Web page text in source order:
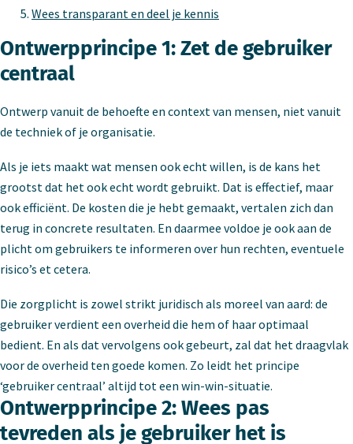
Wees transparant en deel je kennis
Ontwerpprincipe 1: Zet de gebruiker
centraal
Ontwerp vanuit de behoefte en context van mensen, niet vanuit
de techniek of je organisatie.
Als je iets maakt wat mensen ook echt willen, is de kans het
grootst dat het ook echt wordt gebruikt. Dat is effectief, maar
ook efficiënt. De kosten die je hebt gemaakt, vertalen zich dan
terug in concrete resultaten. En daarmee voldoe je ook aan de
plicht om gebruikers te informeren over hun rechten, eventuele
risico’s et cetera.
Die zorgplicht is zowel strikt juridisch als moreel van aard: de
gebruiker verdient een overheid die hem of haar optimaal
bedient. En als dat vervolgens ook gebeurt, zal dat het draagvlak
voor de overheid ten goede komen. Zo leidt het principe
‘gebruiker centraal’ altijd tot een win-win-situatie.
Ontwerpprincipe 2: Wees pas
tevreden als je gebruiker het is